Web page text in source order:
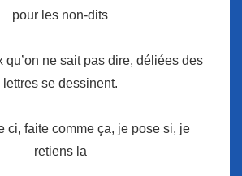
pour les non-dits
qu’on ne sait pas dire, déliées des
lettres se dessinent.
ci, faite comme ça, je pose si, je
retiens la